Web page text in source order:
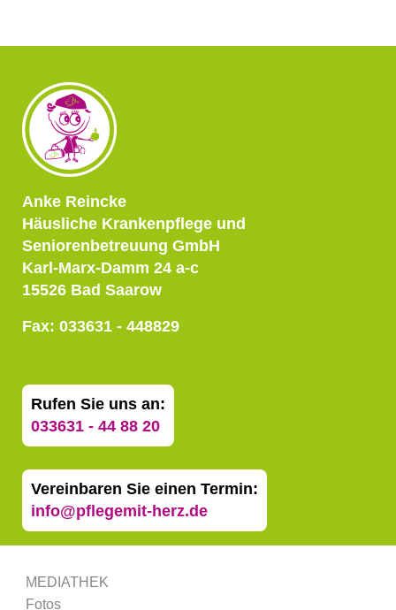
Anke Reincke
Häusliche Krankenpflege und
Seniorenbetreuung GmbH
Karl-Marx-Damm 24 a-c
15526 Bad Saarow
Fax: 033631 - 448829
Rufen Sie uns an:
033631 - 44 88 20
Vereinbaren Sie einen Termin:
info@pflegemit-herz.de
MEDIATHEK
Fotos